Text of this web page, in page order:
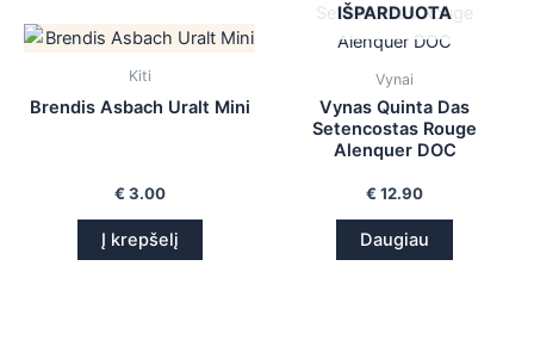
Kiti
Brendis Asbach Uralt Mini
€ 3.00
Į krepšelį
IŠPARDUOTA
Vynai
Vynas Quinta Das
Setencostas Rouge
Alenquer DOC
€ 12.90
Daugiau